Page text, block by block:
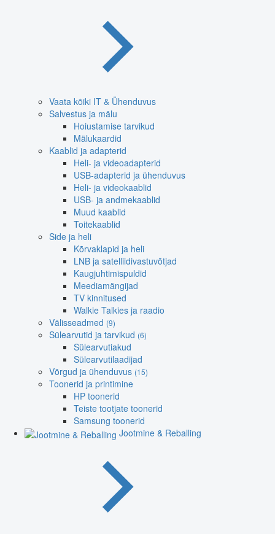
Vaata kõiki IT & Ühenduvus
Salvestus ja mälu
Hoiustamise tarvikud
Mälukaardid
Kaablid ja adapterid
Heli- ja videoadapterid
USB-adapterid ja ühenduvus
Heli- ja videokaablid
USB- ja andmekaablid
Muud kaablid
Toitekaablid
Side ja heli
Kõrvaklapid ja heli
LNB ja satelliidivastuvõtjad
Kaugjuhtimispuldid
Meediamängijad
TV kinnitused
Walkie Talkies ja raadio
Välisseadmed (9)
Sülearvutid ja tarvikud (6)
Sülearvutiakud
Sülearvutilaadijad
Võrgud ja ühenduvus (15)
Toonerid ja printimine
HP toonerid
Teiste tootjate toonerid
Samsung toonerid
Jootmine & Reballing